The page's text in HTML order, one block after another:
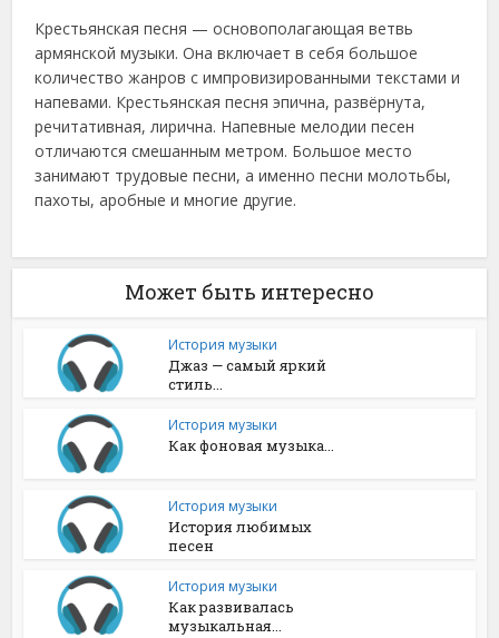
Крестьянская песня — основополагающая ветвь
армянской музыки. Она включает в себя большое
количество жанров с импровизированными текстами и
напевами. Крестьянская песня эпична, развёрнута,
речитативная, лирична. Напевные мелодии песен
отличаются смешанным метром. Большое место
занимают трудовые песни, а именно песни молотьбы,
пахоты, аробные и многие другие.
Может быть интересно
История музыки
Джаз — самый яркий
стиль...
История музыки
Как фоновая музыка...
История музыки
История любимых
песен
История музыки
Как развивалась
музыкальная...